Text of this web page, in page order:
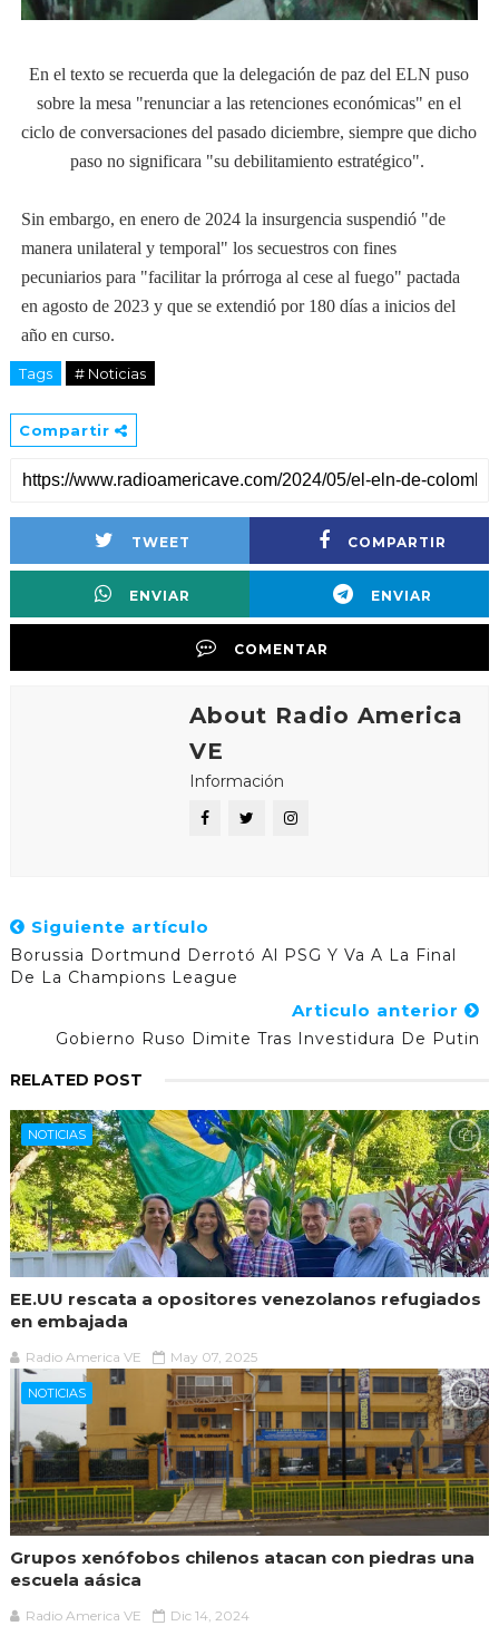
En el texto se recuerda que la delegación de paz del ELN puso
sobre la mesa "renunciar a las retenciones económicas" en el
ciclo de conversaciones del pasado diciembre, siempre que dicho
paso no significara "su debilitamiento estratégico".
Sin embargo, en enero de 2024 la insurgencia suspendió "de
manera unilateral y temporal" los secuestros con fines
pecuniarios para "facilitar la prórroga al cese al fuego" pactada
en agosto de 2023 y que se extendió por 180 días a inicios del
año en curso.
Tags # Noticias
Compartir
TWEET COMPARTIR
ENVIAR ENVIAR
COMENTAR
About Radio America
VE
Información
Siguiente artículo
Borussia Dortmund Derrotó Al PSG Y Va A La Final
De La Champions League
Articulo anterior
Gobierno Ruso Dimite Tras Investidura De Putin
RELATED POST
NOTICIAS
EE.UU rescata a opositores venezolanos refugiados
en embajada
Radio America VE May 07, 2025
NOTICIAS
Grupos xenófobos chilenos atacan con piedras una
escuela aásica
Radio America VE Dic 14, 2024